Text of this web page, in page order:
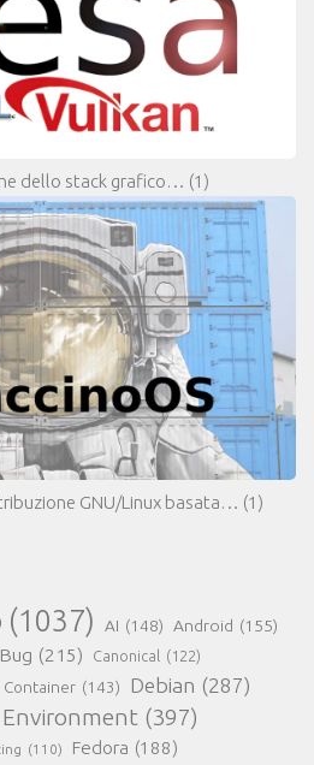
dello stack grafico… (1)
GNU/Linux basata… (1)
(1037) AI (148) Android (155)
Bug (215) Canonical (122)
Container (143) Debian (287)
(397)
(110) Fedora (188)